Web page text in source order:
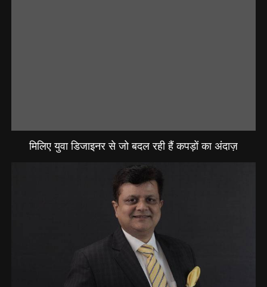
मिलिए युवा डिजाइनर से जो बदल रही हैं कपड़ों का अंदाज़